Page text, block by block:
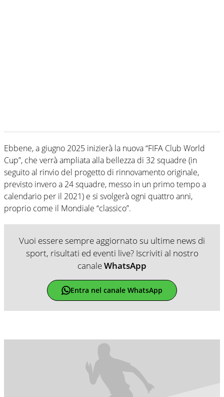
Ebbene, a giugno 2025 inizierà la nuova “FIFA Club World
Cup”, che verrà ampliata alla bellezza di 32 squadre (in
seguito al rinvio del progetto di rinnovamento originale,
previsto invero a 24 squadre, messo in un primo tempo a
calendario per il 2021) e si svolgerà ogni quattro anni,
proprio come il Mondiale “classico”.
Vuoi essere sempre aggiornato su ultime news di
sport, risultati ed eventi live? Iscriviti al nostro
canaleWhatsApp
Entra nel canale WhatsApp